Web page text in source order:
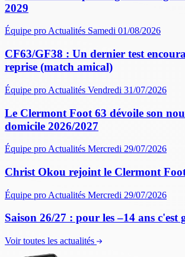
2029
Équipe pro Actualités Samedi 01/08/2026
CF63/GF38 : Un dernier test
reprise (match amical)
Équipe pro Actualités Vendredi 31/07/2026
Le Clermont Foot 63 dévoile son
domicile 2026/2027
Équipe pro Actualités Mercredi 29/07/2026
Christ Okou rejoint le Clermont
Équipe pro Actualités Mercredi 29/07/2026
Saison 26/27 : pour les –14 ans
Voir toutes les actualités